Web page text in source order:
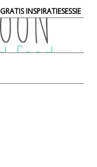
GRATIS INSPIRATIESESSIE